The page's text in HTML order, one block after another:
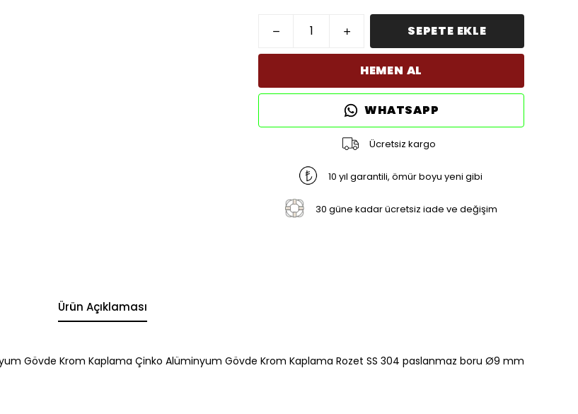
SEPETE EKLE
HEMEN AL
WHATSAPP
Ücretsiz kargo
10 yıl garantili, ömür boyu yeni gibi
30 güne kadar ücretsiz iade ve değişim
Ürün Açıklaması
Gövde Krom Kaplama Çinko Alüminyum Gövde Krom Kaplama Rozet SS 304 paslanmaz boru Ø9 mm